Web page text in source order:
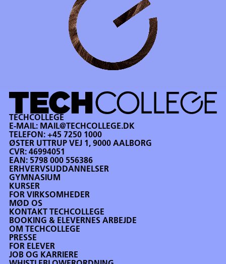
TECHCOLLEGE
E-MAIL: MAIL@TECHCOLLEGE.DK
TELEFON:+45 7250 1000
ØSTER UTTRUP VEJ 1, 9000 AALBORG
CVR: 46994051
EAN: 5798 000 556386
ERHVERVSUDDANNELSER
GYMNASIUM
KURSER
FOR VIRKSOMHEDER
MØD OS
KONTAKT TECHCOLLEGE
BOOKING & ELEVERNES ARBEJDE
OM TECHCOLLEGE
PRESSE
FOR ELEVER
JOB OG KARRIERE